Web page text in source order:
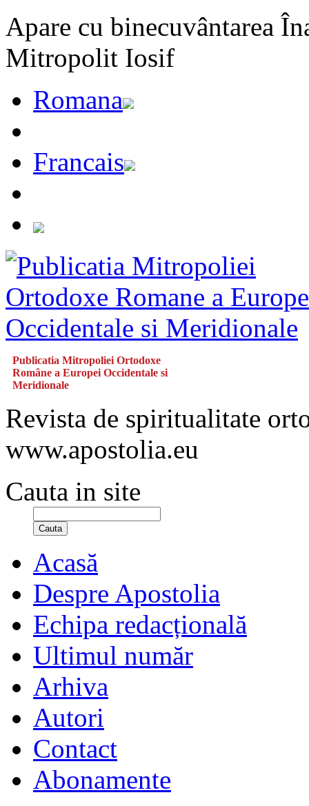
Apare cu binecuvântarea
Mitropolit Iosif
Romana
Francais
Publicatia Mitropoliei Ortodoxe
Române a Europei Occidentale si
Meridionale
Revista de spiritualitate
www.apostolia.eu
Cauta in site
Cauta
Acasă
Despre Apostolia
Echipa redacțională
Ultimul număr
Arhiva
Autori
Contact
Abonamente